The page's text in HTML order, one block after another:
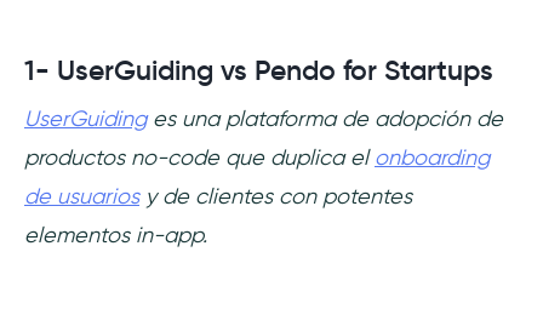
1- UserGuiding vs Pendo for Startups
UserGuidinges una plataforma de adopción de
productos no-code que duplica elonboarding
de usuariosy de clientes con potentes
elementos in-app.